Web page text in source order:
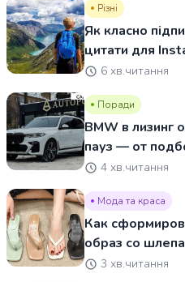
Різні
Як класно
цитати для
6 хв.читання
Поради
BMW в лизинг
пауз — от
4 хв.читання
Мода та краса
Как
образ со
3 хв.читання